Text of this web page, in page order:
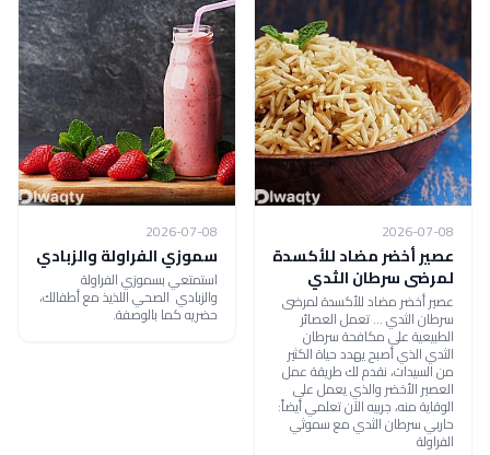
2026-07-08
عصير أخضر مضاد للأكسدة
لمرضى سرطان الثدي
عصير أخضر مضاد للأكسدة لمرضى
سرطان الثدي ... تعمل العصائر
الطبيعية على مكافحة سرطان
الثدي الذي أصبح يهدد حياة الكثير
من السيدات، نقدم لك طريقة عمل
العصير الأخضر والذي يعمل على
الوقاية منه، جربيه الآن تعلمي أيضاً:
حاربي سرطان الثدي مع سموثي
الفراولة
2026-07-08
سموزي الفراولة والزبادي
استمتعي بسموزي الفراولة
والزبادي الصحي اللذيذ مع أطفالك،
حضريه كما بالوصفة.